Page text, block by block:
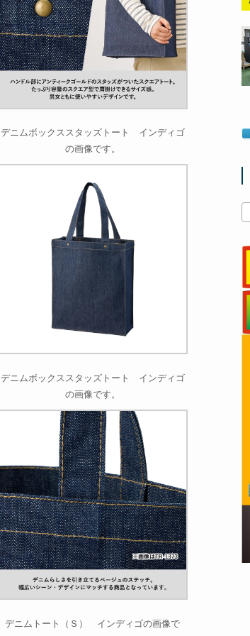
デニムボックススタッズトート インディゴ
の画像です。
デニムボックススタッズトート インディゴ
の画像です。
デニムトート（Ｓ） インディゴの画像で